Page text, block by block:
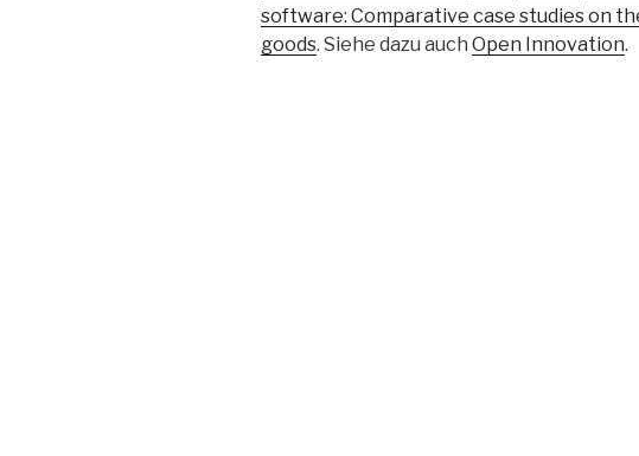
software: Comparative case studies on
goods. Siehe dazu auch Open Innovation.